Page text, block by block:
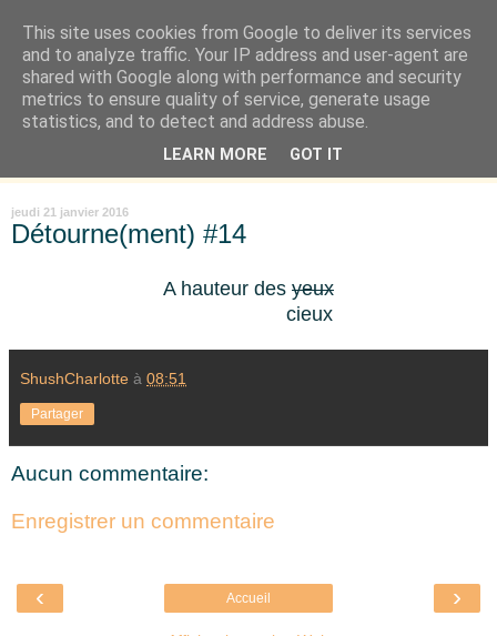
Là où je suis née
"Les temps sont durs pour les rêveurs" mais shush shush,
j'ai le cœur à l'affût et j'ouvre mon carnet de peau. « Soyez
vous-même, tous les autres sont déjà pris. » Oscar Wilde
jeudi 21 janvier 2016
Détourne(ment) #14
A hauteur des yeux
cieux
ShushCharlotte à 08:51
Partager
Aucun commentaire:
Enregistrer un commentaire
‹ ›
Accueil
This site uses cookies from Google to deliver its services
and to analyze traffic. Your IP address and user-agent are
shared with Google along with performance and security
metrics to ensure quality of service, generate usage
statistics, and to detect and address abuse.
LEARN MORE GOT IT